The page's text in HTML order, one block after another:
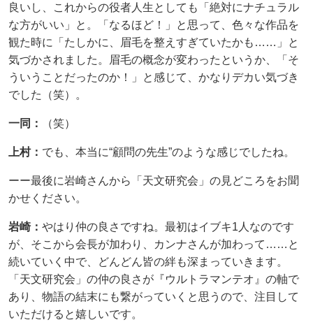
良いし、これからの役者人生としても「絶対にナチュラル
な方がいい」と。「なるほど！」と思って、色々な作品を
観た時に「たしかに、眉毛を整えすぎていたかも……」と
気づかされました。眉毛の概念が変わったというか、「そ
ういうことだったのか！」と感じて、かなりデカい気づき
でした（笑）。
一同： （笑）
上村： でも、本当に“顧問の先生”のような感じでしたね。
ーー最後に岩崎さんから「天文研究会」の見どころをお聞
かせください。
岩崎： やはり仲の良さですね。最初はイブキ1人なのです
が、そこから会長が加わり、カンナさんが加わって……と
続いていく中で、どんどん皆の絆も深まっていきます。
「天文研究会」の仲の良さが『ウルトラマンテオ』の軸で
あり、物語の結末にも繋がっていくと思うので、注目して
いただけると嬉しいです。